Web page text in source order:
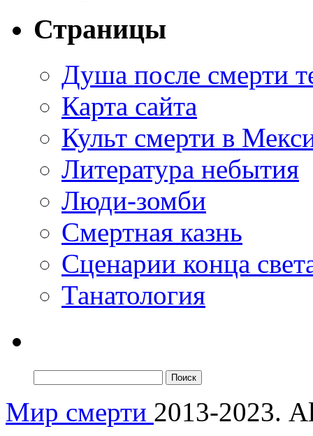
Страницы
Душа после смерти
Карта сайта
Культ смерти в
Литература небытия
Люди-зомби
Смертная казнь
Сценарии конца
Танатология
Мир смерти 2013-2023.